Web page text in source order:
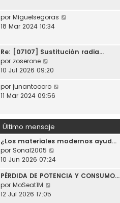
j
s
e
m
o
n
s
j
e
l
t
o
e
n
s
e
por Miguelsegoras
l
n
a
j
18 Mar 2024 10:34
Re: [07107] Sustitución radia…
por zoserone
e
ú
l
m
o
m
e
n
a
j
e
10 Jul 2026 09:20
por junantoooro
t
i
e
11 Mar 2024 09:56
Último mensaje
¿Los materiales modernos ayud…
por Sonal2005
e
ú
10 Jun 2026 07:24
PÉRDIDA DE POTENCIA Y CONSUMO…
por MoSeat1M
12 Jul 2026 17:05